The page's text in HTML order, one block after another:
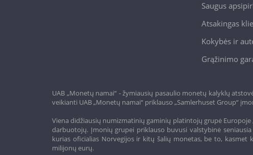
Saugus
Atsakingas
Kokybės ir
Grąžinimo
UAB „Monetų namai“ - žymiausių pasaulio monetų kalyklų
veikianti UAB „Monetų namai“ priklauso „Samlerhuset Group“
Viena didžiausių numizmatinių gaminių platintojų grupė
darbuotojų. Įmonių grupei priklauso buvusi valstybinė
kurias oficialias Norvegijos ir kitų šalių monetas, be to, kasmet
milijonų eurų.